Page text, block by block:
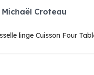
Croteau
linge Cuisson Four